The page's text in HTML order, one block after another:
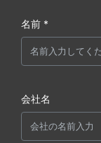
名前 *
会社名